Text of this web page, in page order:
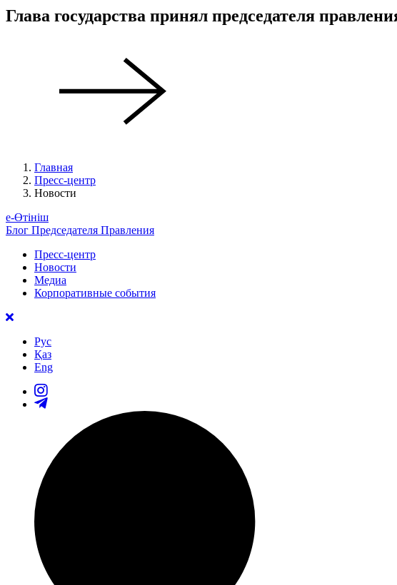
Глава государства принял председателя
Главная
Пресс-центр
Новости
е-Өтініш
Блог Председателя Правления
Пресс-центр
Новости
Медиа
Корпоративные события
Рус
Қаз
Eng